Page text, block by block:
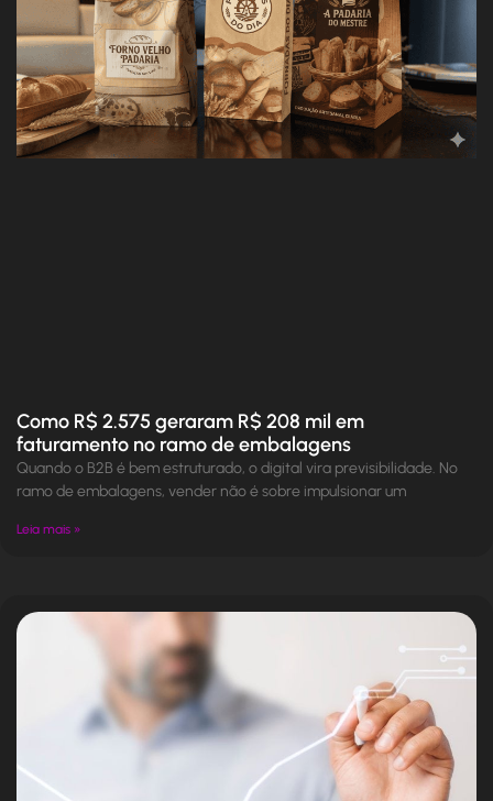
Como R$ 2.575 geraram R$ 208 mil em
faturamento no ramo de embalagens
Quando o B2B é bem estruturado, o digital vira previsibilidade. No
ramo de embalagens, vender não é sobre impulsionar um
Leia mais »